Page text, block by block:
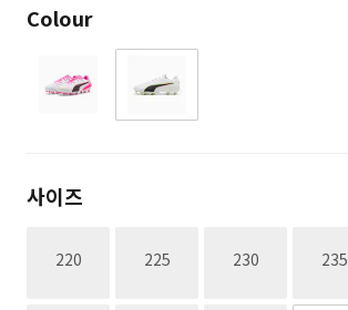
Colour
사이즈
220재고없음 225재고없음 230재고없음 235